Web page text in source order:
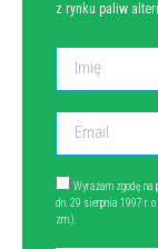
z rynku paliw
Wyrażam zgodę na
dn. 29 sierpnia 1997 r. o
zm.).